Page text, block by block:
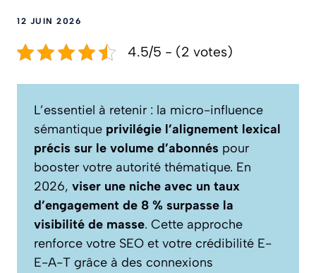
12 JUIN 2026
4.5/5 - (2 votes)
L’essentiel à retenir : la micro-influence
sémantique privilégie l’alignement lexical
précis sur le volume d’abonnés pour
booster votre autorité thématique. En
2026, viser une niche avec un taux
d’engagement de 8 % surpasse la
visibilité de masse. Cette approche
renforce votre SEO et votre crédibilité E-
E-A-T grâce à des connexions